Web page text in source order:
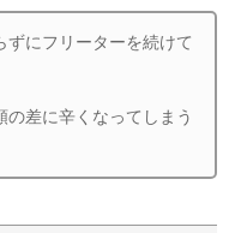
ずにフリーターを続けて
差に辛くなってしまう